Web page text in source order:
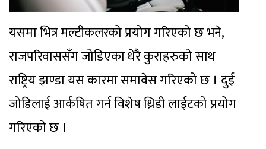
यसमा भित्र मल्टीकलरको प्रयोग गरिएको छ भने,
राजपरिवाससँग जोडिएका धेरै कुराहरुको साथ
राष्ट्रिय झण्डा यस कारमा समावेस गरिएको छ । दुई
जोडिलाई आर्कषित गर्न विशेष थ्रिडी लाईटको प्रयोग
गरिएको छ ।